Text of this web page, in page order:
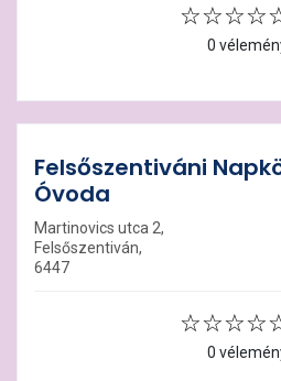
0
Felsőszentiváni
Óvoda
Martinovics utca 2,
Felsőszentiván,
6447
0